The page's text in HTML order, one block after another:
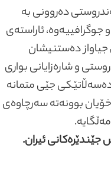
دەروونی بە
جوگرافییەوە، ئاراستەی
دەستنیشان
و شارەزایانی بواری
جێی متمانە
بوونەتە سەرچاوەی
جێندێرەکانی ئیران.